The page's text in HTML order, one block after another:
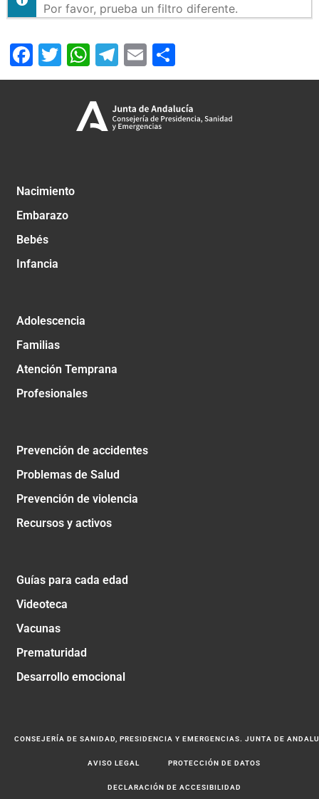
Por favor, prueba un filtro diferente.
Facebook
Twitter
WhatsApp
Telegram
Email
Nacimiento
Embarazo
Bebés
Infancia
Adolescencia
Familias
Atención Temprana
Profesionales
Prevención de accidentes
Problemas de Salud
Prevención de violencia
Recursos y activos
Guías para cada edad
Videoteca
Vacunas
Prematuridad
Desarrollo emocional
CONSEJERÍA DE SANIDAD, PRESIDENCIA Y EMERGENCIAS. JUNTA DE
AVISO LEGAL PROTECCIÓN DE DATOS
DECLARACIÓN DE ACCESIBILIDAD